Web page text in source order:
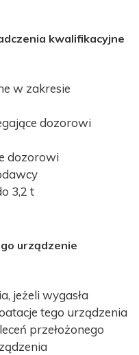
kwalifikacyjne
w zakresie
dozorowi
dozorowi
3,2 t
urządzenie
jeżeli wygasła
tego urządzenia
przełożonego